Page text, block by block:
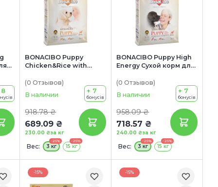
лет
8
BONACIBO Puppy
Chicken&Rice with
для щенков всех
пород (с курицей,
анчоусами и рисом)
(0 Отзывов)
В наличии
918.78 ₴
689.09 ₴
за кг
230.00 ₴
+ 7
бонусів
Вес:
-25%
3 кг
-25%
15 кг
BONACIBO Puppy High
Energy Сухой корм для
пород (с курицей,
анчоусами и рисом)
(0 Отзывов)
В наличии
958.09 ₴
718.57 ₴
за кг
240.00 ₴
+ 7
бонусів
Вес:
-25%
3 кг
-25%
15 кг
-15% -15%